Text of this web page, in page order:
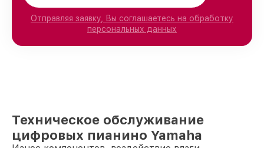
Отправляя заявку, Вы соглашаетесь на обработку
персональных данных
Техническое обслуживание
цифровых пианино Yamaha